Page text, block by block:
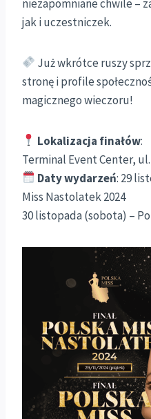
niezapomniane chwile –
jak i uczestniczek.
Już wkrótce ruszy
stronę i profile
magicznego wieczoru!
Lokalizacja finałów:
Terminal Event Center,
Daty wydarzeń: 29
Miss Nastolatek 2024
30 listopada (sobota) –